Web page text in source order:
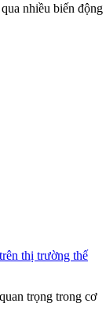
nhiều biến động
thị trường thế
trọng trong cơ